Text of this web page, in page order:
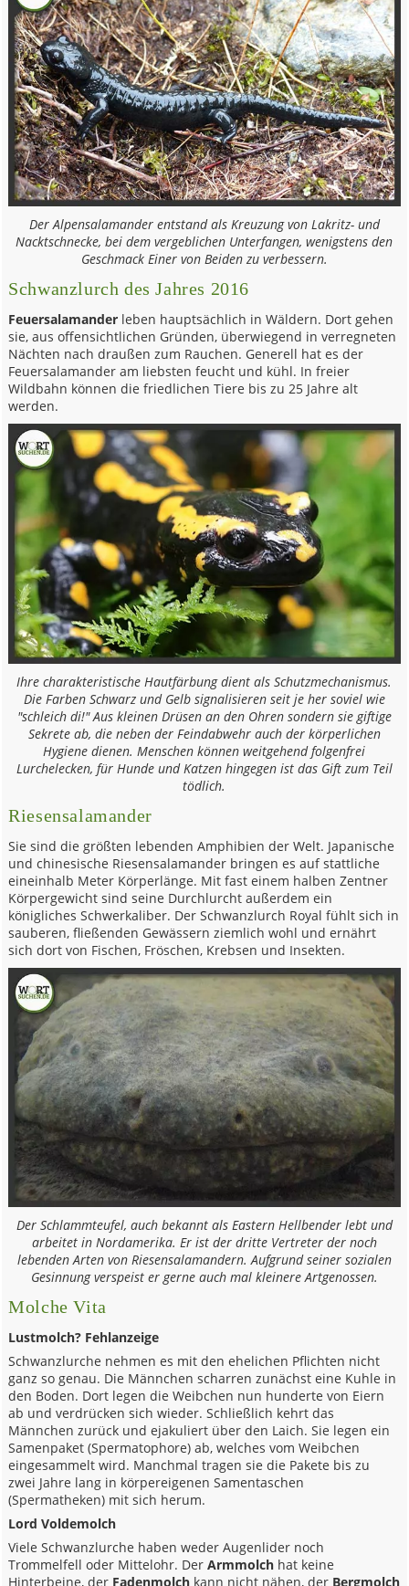
Der Alpensalamander entstand als Kreuzung von Lakritz- und
Nacktschnecke, bei dem vergeblichen Unterfangen, wenigstens den
Geschmack Einer von Beiden zu verbessern.
Schwanzlurch des Jahres 2016
Feuersalamander leben hauptsächlich in Wäldern. Dort gehen
sie, aus offensichtlichen Gründen, überwiegend in verregneten
Nächten nach draußen zum Rauchen. Generell hat es der
Feuersalamander am liebsten feucht und kühl. In freier
Wildbahn können die friedlichen Tiere bis zu 25 Jahre alt
werden.
Ihre charakteristische Hautfärbung dient als Schutzmechanismus.
Die Farben Schwarz und Gelb signalisieren seit je her soviel wie
"schleich di!" Aus kleinen Drüsen an den Ohren sondern sie giftige
Sekrete ab, die neben der Feindabwehr auch der körperlichen
Hygiene dienen. Menschen können weitgehend folgenfrei
Lurchelecken, für Hunde und Katzen hingegen ist das Gift zum Teil
tödlich.
Riesensalamander
Sie sind die größten lebenden Amphibien der Welt. Japanische
und chinesische Riesensalamander bringen es auf stattliche
eineinhalb Meter Körperlänge. Mit fast einem halben Zentner
Körpergewicht sind seine Durchlurcht außerdem ein
königliches Schwerkaliber. Der Schwanzlurch Royal fühlt sich in
sauberen, fließenden Gewässern ziemlich wohl und ernährt
sich dort von Fischen, Fröschen, Krebsen und Insekten.
Der Schlammteufel, auch bekannt als Eastern Hellbender lebt und
arbeitet in Nordamerika. Er ist der dritte Vertreter der noch
lebenden Arten von Riesensalamandern. Aufgrund seiner sozialen
Gesinnung verspeist er gerne auch mal kleinere Artgenossen.
Molche Vita
Lustmolch? Fehlanzeige
Schwanzlurche nehmen es mit den ehelichen Pflichten nicht
ganz so genau. Die Männchen scharren zunächst eine Kuhle in
den Boden. Dort legen die Weibchen nun hunderte von Eiern
ab und verdrücken sich wieder. Schließlich kehrt das
Männchen zurück und ejakuliert über den Laich. Sie legen ein
Samenpaket (Spermatophore) ab, welches vom Weibchen
eingesammelt wird. Manchmal tragen sie die Pakete bis zu
zwei Jahre lang in körpereigenen Samentaschen
(Spermatheken) mit sich herum.
Lord Voldemolch
Viele Schwanzlurche haben weder Augenlider noch
Trommelfell oder Mittelohr. DerArmmolch hat keine
Hinterbeine, der Fadenmolch kann nicht nähen, der Bergmolch